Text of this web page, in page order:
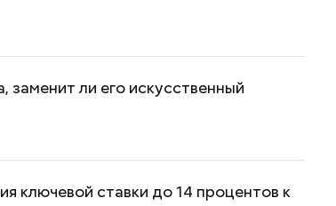
заменит ли его искусственный
ключевой ставки до 14 процентов к